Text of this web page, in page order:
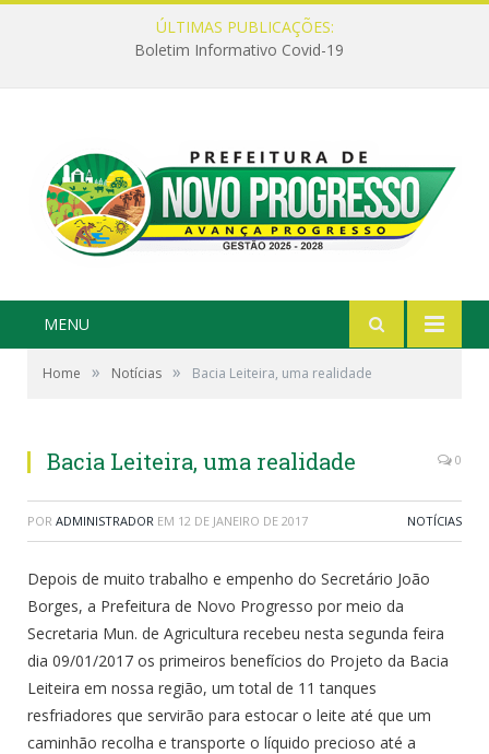
ÚLTIMAS PUBLICAÇÕES:
Boletim Informativo Covid-19
MENU
Home » Notícias » Bacia Leiteira, uma realidade
Bacia Leiteira, uma realidade 0
POR ADMINISTRADOR EM 12 DE JANEIRO DE 2017 NOTÍCIAS
Depois de muito trabalho e empenho do Secretário João
Borges, a Prefeitura de Novo Progresso por meio da
Secretaria Mun. de Agricultura recebeu nesta segunda feira
dia 09/01/2017 os primeiros benefícios do Projeto da Bacia
Leiteira em nossa região, um total de 11 tanques
resfriadores que servirão para estocar o leite até que um
caminhão recolha e transporte o líquido precioso até a